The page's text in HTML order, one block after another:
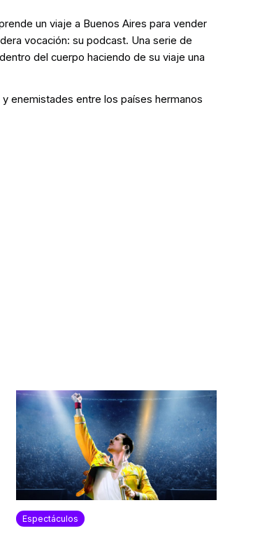
un viaje a Buenos Aires para vender
vocación: su podcast. Una serie de
del cuerpo haciendo de su viaje una
enemistades entre los países hermanos
Espectáculos